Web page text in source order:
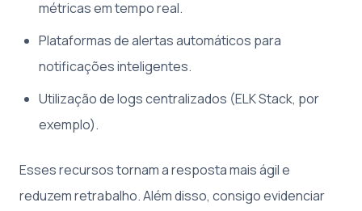
métricas em tempo real.
Plataformas de alertas automáticos para
notificações inteligentes.
Utilização de logs centralizados (ELK Stack, por
exemplo).
Esses recursos tornam a resposta mais ágil e
reduzem retrabalho. Além disso, consigo evidenciar